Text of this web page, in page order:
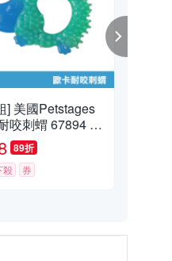
] 美國Petstages
咬刺蝟 67894 寵
牙 啃咬 狗玩具 寵
89折
殺 券